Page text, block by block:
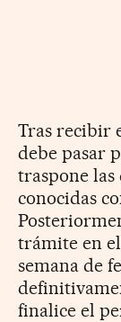
Tras recibir
debe pasar
traspone
conocidas
trámite en
semana de
finalice el